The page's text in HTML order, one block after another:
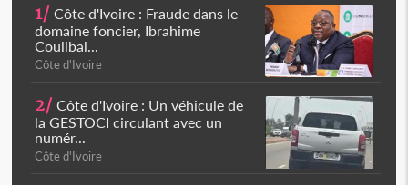
1/ Côte d'Ivoire : Fraude dans le
domaine foncier, Ibrahime
Coulibal...
Côte d'Ivoire
2/ Côte d'Ivoire : Un véhicule de
la GESTOCI circulant avec un
numér...
Côte d'Ivoire